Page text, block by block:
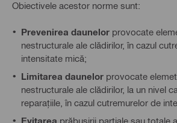
Obiectivele acestor norme sunt:
Prevenirea daunelor provocate
nestructurale ale clădirilor, în cazul
intensitate mică;
Limitarea daunelor provocate
nestructurale ale clădirilor, la un nivel
reparațiile, în cazul cutremurelor de
Evitarea prăbușirii parțiale sau totale